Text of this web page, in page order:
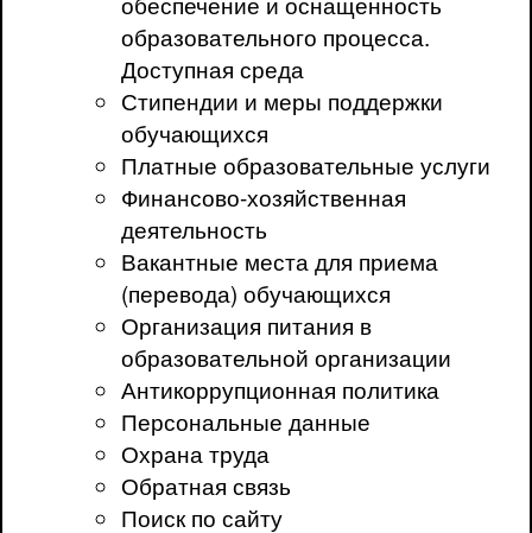
образовательного процесса.
Доступная среда
Стипендии и меры поддержки
обучающихся
Платные образовательные услуги
Финансово-хозяйственная
деятельность
Вакантные места для приема
(перевода) обучающихся
Организация питания в
образовательной организации
Антикоррупционная политика
Персональные данные
Охрана труда
Обратная связь
Поиск по сайту